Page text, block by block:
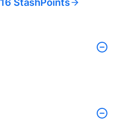
16 StashPoints